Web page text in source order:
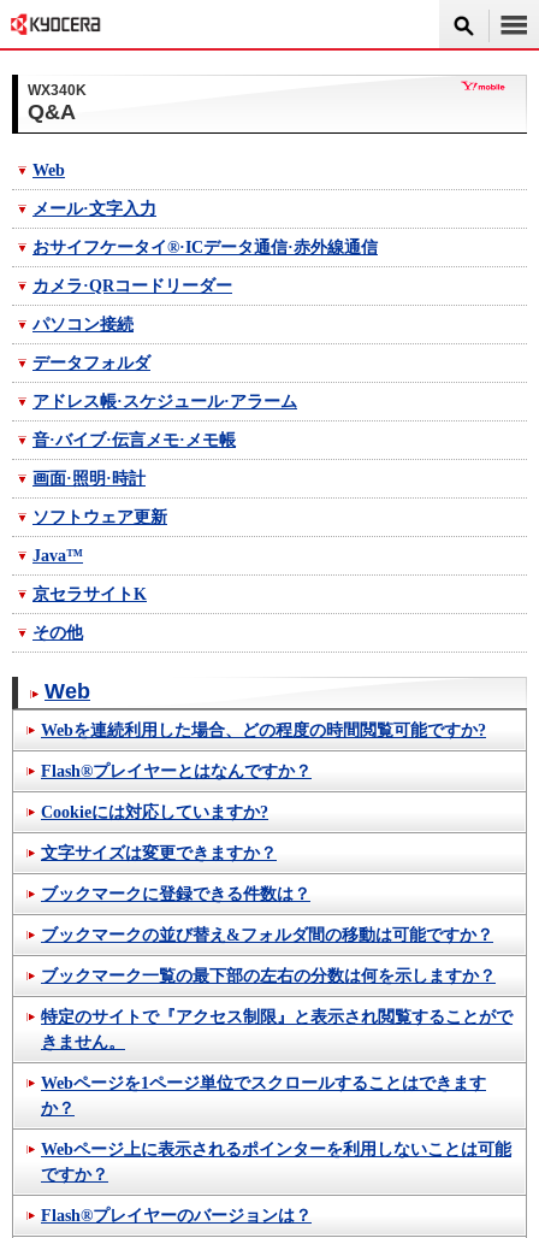
WX340K
Q&A
Web
メール·文字入力
おサイフケータイ®·ICデータ通信·赤外線通信
カメラ·QRコードリーダー
パソコン接続
データフォルダ
アドレス帳·スケジュール·アラーム
音·バイブ·伝言メモ·メモ帳
画面·照明·時計
ソフトウェア更新
Java™
京セラサイトK
その他
Web
Webを連続利用した場合、どの程度の時間閲覧可能ですか?
Flash®プレイヤーとはなんですか？
Cookieには対応していますか?
文字サイズは変更できますか？
ブックマークに登録できる件数は？
ブックマークの並び替え&フォルダ間の移動は可能ですか？
ブックマーク一覧の最下部の左右の分数は何を示しますか？
特定のサイトで『アクセス制限』と表示され閲覧することがで
きません。
Webページを1ページ単位でスクロールすることはできます
か？
Webページ上に表示されるポインターを利用しないことは可能
ですか？
Flash®プレイヤーのバージョンは？